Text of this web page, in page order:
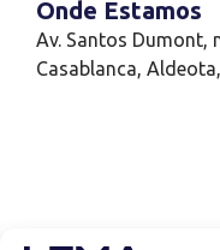
Onde Estamos
Av. Santos Dumont,
Casablanca,